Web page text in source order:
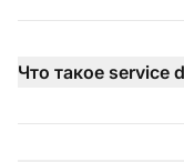
Что такое service